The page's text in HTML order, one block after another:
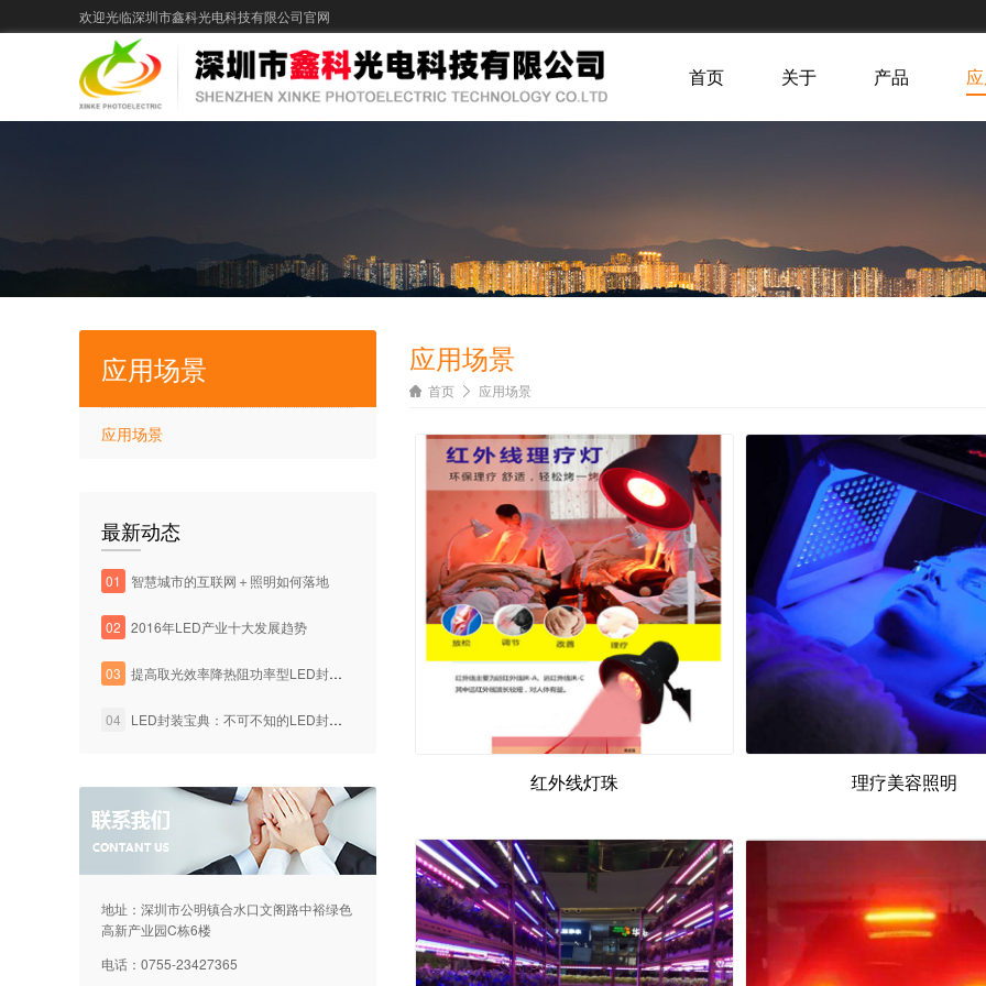
欢迎光临深圳市鑫科光电科技有限公司官网
首页 关于 产品
应用场景
应用场景
最新动态
01 智慧城市的互联网＋照明如何落地
02 2016年LED产业十大发展趋势
03 提高取光效率降热阻功率型LED封装技术
04 LED封装宝典：不可不知的LED封装工艺知识
地址：深圳市公明镇合水口文阁路中裕绿色
高新产业园C栋6楼
电话：0755-23427365
应用场景
首页 应用场景
红外线灯珠 理疗美容照明